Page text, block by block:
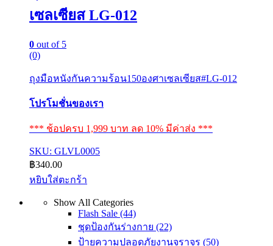
เซลเซียส LG-012
0 out of 5
(0)
ถุงมือหนังกันความร้อน150องศาเซลเซียส#LG-012
โปรโมชั่นของเรา
*** ช้อปครบ 1,999 บาท ลด 10% มีค่าส่ง ***
SKU: GLVL0005
฿340.00
หยิบใส่ตะกร้า
Show All Categories
Flash Sale (44)
ชุดป้องกันร่างกาย (22)
ป้ายความปลอดภัยงานจราจร (50)